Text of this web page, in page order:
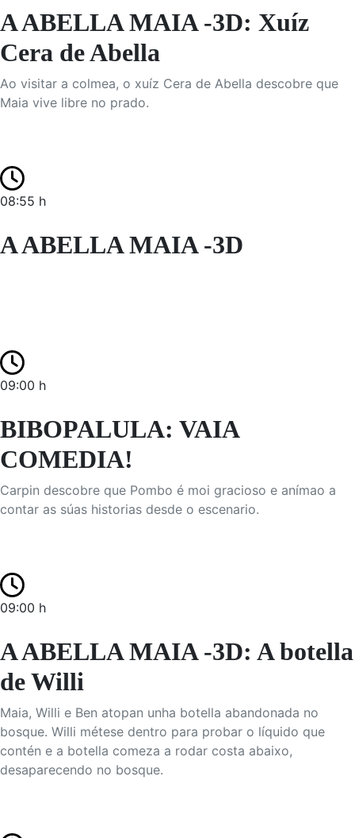
A ABELLA MAIA -3D: Xuíz
Cera de Abella
Ao visitar a colmea, o xuíz Cera de Abella descobre que
Maia vive libre no prado.
08:55 h
A ABELLA MAIA -3D
09:00 h
BIBOPALULA: VAIA
COMEDIA!
Carpin descobre que Pombo é moi gracioso e anímao a
contar as súas historias desde o escenario.
09:00 h
A ABELLA MAIA -3D: A botella
de Willi
Maia, Willi e Ben atopan unha botella abandonada no
bosque. Willi métese dentro para probar o líquido que
contén e a botella comeza a rodar costa abaixo,
desaparecendo no bosque.